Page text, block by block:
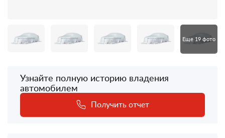
Еще 19 фото
Узнайте полную историю владения
автомобилем
Получить отчет